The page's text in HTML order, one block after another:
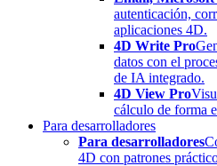
autenticación,
aplicaciones 4D.
4D Write Pro
datos con el
de IA integrado.
4D View Pro
cálculo de forma
Para desarrolladores
Para desarrolladores
4D con patrones